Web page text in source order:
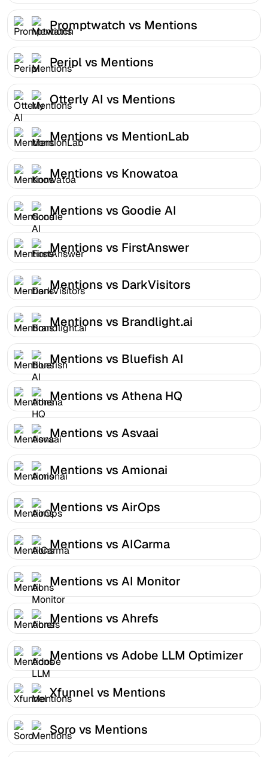
Promptwatch vs Mentions
Peripl vs Mentions
Otterly AI vs Mentions
Mentions vs MentionLab
Mentions vs Knowatoa
Mentions vs Goodie AI
Mentions vs FirstAnswer
Mentions vs DarkVisitors
Mentions vs Brandlight.ai
Mentions vs Bluefish AI
Mentions vs Athena HQ
Mentions vs Asvaai
Mentions vs Amionai
Mentions vs AirOps
Mentions vs AICarma
Mentions vs AI Monitor
Mentions vs Ahrefs
Mentions vs Adobe LLM Optimizer
Xfunnel vs Mentions
Soro vs Mentions